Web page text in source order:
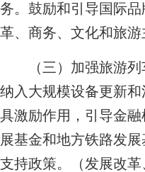
务。鼓励和引导国际
革、商务、文化和旅
（三）加强旅游列
纳入大规模设备更新
具激励作用，引导金
展基金和地方铁路发
支持政策。
（发展改